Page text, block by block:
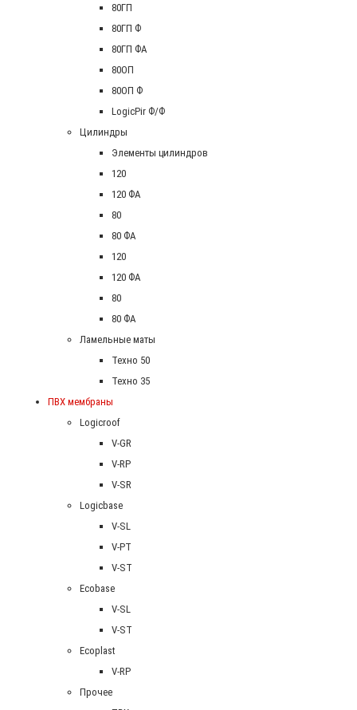
80ГП
80ГП Ф
80ГП ФА
80ОП
80ОП Ф
LogicPir Ф/Ф
Цилиндры
Элементы цилиндров
120
120 ФА
80
80 ФА
120
120 ФА
80
80 ФА
Ламельные маты
Техно 50
Техно 35
ПВХ мембраны
Logicroof
V-GR
V-RP
V-SR
Logicbase
V-SL
V-PT
V-ST
Ecobase
V-SL
V-ST
Ecoplast
V-RP
Прочее